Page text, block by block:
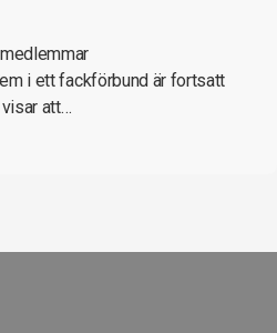
i ett fackförbund är fortsatt
att…